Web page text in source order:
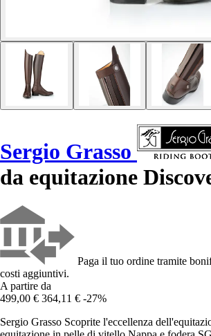
Sergio Grasso
da equitazione
Paga il tuo ordine tramite
costi aggiuntivi.
A partire da
499,00 € 364,11 € -27%
Sergio Grasso Scoprite l'eccellenza